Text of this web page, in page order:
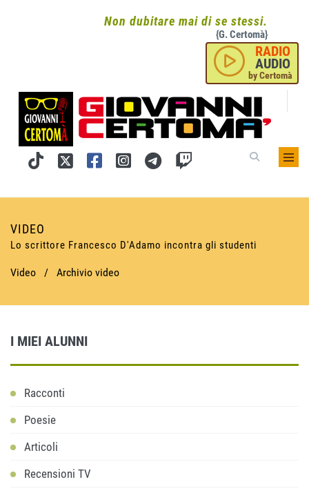
Non dubitare mai di se stessi.
{G. Certomà}
RADIO
AUDIO
by Certomà
VIDEO
Lo scrittore Francesco D'Adamo incontra gli studenti
Video / Archivio video
I MIEI ALUNNI
Racconti
Poesie
Articoli
Recensioni TV